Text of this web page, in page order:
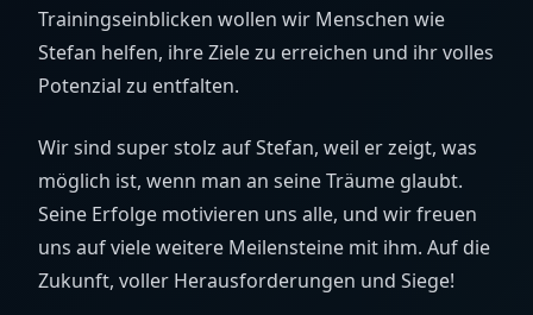
Trainingseinblicken wollen wir Menschen wie
Stefan helfen, ihre Ziele zu erreichen und ihr volles
Potenzial zu entfalten.
Wir sind super stolz auf Stefan, weil er zeigt, was
möglich ist, wenn man an seine Träume glaubt.
Seine Erfolge motivieren uns alle, und wir freuen
uns auf viele weitere Meilensteine mit ihm. Auf die
Zukunft, voller Herausforderungen und Siege!